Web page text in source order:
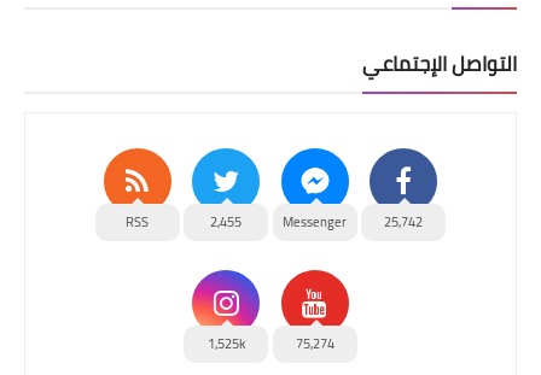
التواصل الإجتماعي
25,742
Messenger
2,455
RSS
75,274
1,525k